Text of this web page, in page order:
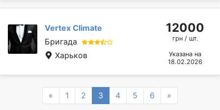
Vertex Climate
Бригада
Харьков
12000
грн / шт.
Указана на
18.02.2026
« Previous
1 2 3 4 5 6 »